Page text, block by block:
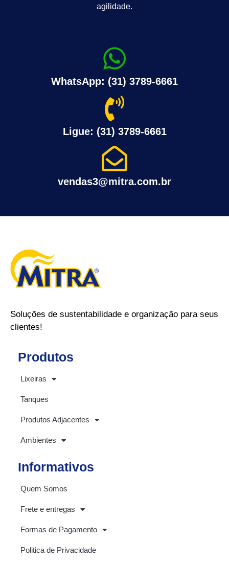
agilidade.
WhatsApp: (31) 3789-6661
Ligue: (31) 3789-6661
vendas3@mitra.com.br
Soluções de sustentabilidade e organização para seus
clientes!
Produtos
Lixeiras
Tanques
Produtos Adjacentes
Ambientes
Informativos
Quem Somos
Frete e entregas
Formas de Pagamento
Politica de Privacidade